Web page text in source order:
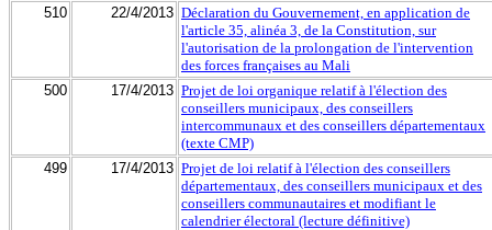
510
22/4/2013 Déclaration du Gouvernement, en application de
l'article 35, alinéa 3, de la Constitution, sur
l'autorisation de la prolongation de l'intervention
des forces françaises au Mali
500
17/4/2013 Projet de loi organique relatif à l'élection des
conseillers municipaux, des conseillers
intercommunaux et des conseillers départementaux
(texte CMP)
499
17/4/2013 Projet de loi relatif à l'élection des conseillers
départementaux, des conseillers municipaux et des
conseillers communautaires et modifiant le
calendrier électoral (lecture définitive)